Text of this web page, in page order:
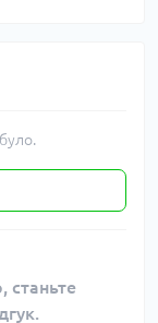
станьте